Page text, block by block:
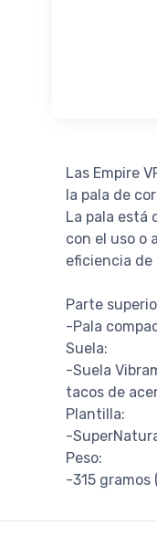
Las Empire
la pala de
La pala está
con el uso o
eficiencia de
Parte
-Pala
Suela:
-Suela
tacos de
Plantilla:
-
Peso:
-315 gramos